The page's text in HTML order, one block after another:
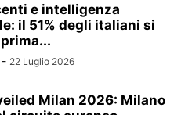
e intelligenza
il 51% degli italiani si
- 22 Luglio 2026
Milan 2026: Milano